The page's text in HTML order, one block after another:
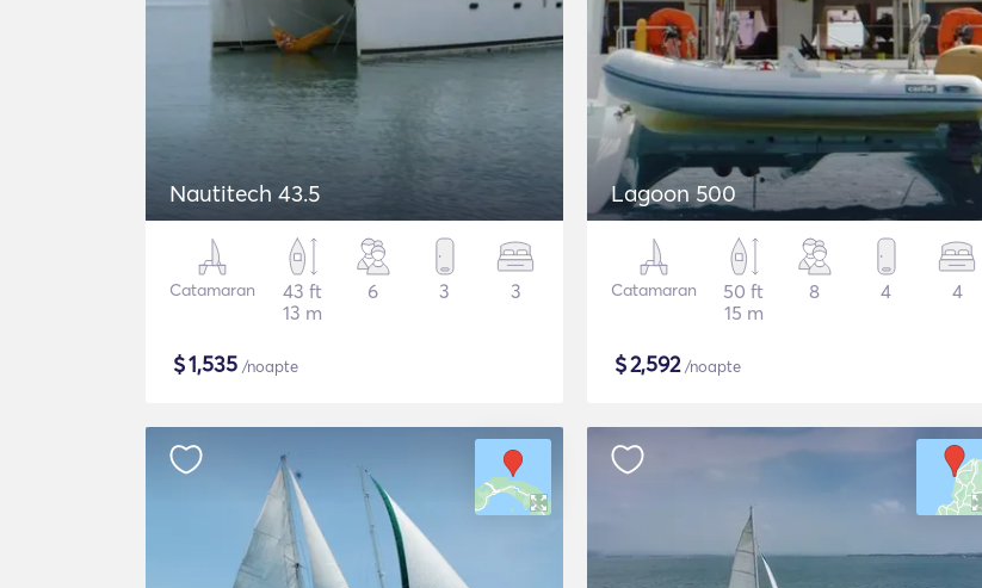
Nautitech 43.5
Catamaran
43 ft
13 m
6 3 3
$1,535 /noapte
Lagoon 500
Catamaran
50 ft
15 m
8 4 4
$2,592/noapte